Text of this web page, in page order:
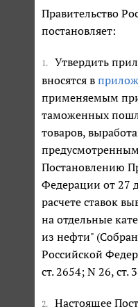
Правительство
постановляет:
1.
Утвердить
вносятся в
применяемым при
таможенных
товаров,
Постановлению
Федерации от 27
расчете ставок
на отдельные
из нефти"
Российской
ст. 2654; N 26, ст.
2. Настоящее